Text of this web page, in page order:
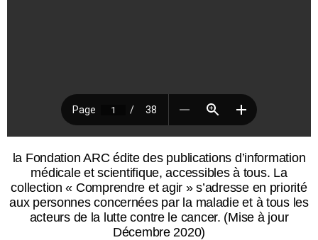
la Fondation ARC édite des publications d’information
médicale et scientifique, accessibles à tous. La
collection « Comprendre et agir » s’adresse en priorité
aux personnes concernées par la maladie et à tous les
acteurs de la lutte contre le cancer. (Mise à jour
Décembre 2020)